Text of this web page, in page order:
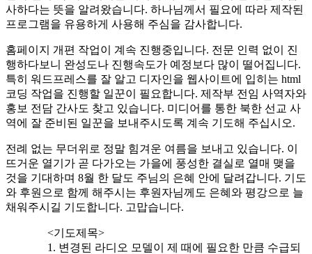
사하다는 뜻을 알려왔습니다. 하나님께서 필요에 따라 제작된
프로그램을 유용하게 사용해 주심을 감사합니다.
홈페이지 개편 작업이 계속 진행중입니다. 전문 인력 없이 진
행하다보니 완성도나 진행속도가 예정보다 많이 떨어집니다.
특히 워드프레스를 잘 알고 디자인을 웹사이트에 입히는 html
코딩 작업을 진행할 일꾼이 필요합니다. 제작부 전임 사역자와
홍보 전담 간사도 찾고 있습니다. 미디어를 통한 북한 선교 사
역에 잘 준비된 일꾼을 보내주시도록 계속 기도해 주십시오.
전례 없는 무더위로 정말 힘겨운 여름을 보내고 있습니다. 이
뜨거운 열기가 곧 다가오는 가을에 풍성한 결실로 열매 맺을
것을 기대하며 8월 한 달도 주님의 은혜 안에 달려갑니다. 기도
와 후원으로 함께 해주시는 후원자님께도 은혜와 평강으로 늘
채워주시길 기도합니다. 고맙습니다.
<기도제목>
1. 변경된 라디오 모델이 제 때에 필요한 만큼 수급되